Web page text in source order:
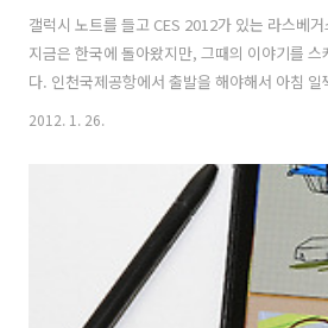
갤럭시 노트를 들고 CES 2012가 있는 라스베
지금은 한국에 돌아왔지만, 그때의 이야기를 스
다. 인천국제공항에서 출발을 해야해서 아침 일
떠나는 해외여행이기 때문에 뭔가 기록을 해놓
럴 때는 좀 편하더군요. 따로 메모장을 들고 펜
요. 그 당시에는 분명 잘 기억나겠지만 시간이
라? 하고 햇갈릴 수 도 있어서 기록을 해 보았
놓고 쓰면 얇게도 글자를 쓸 수 있습니다. 갤럭
진도 찍어봐야겠죠? 지금 여기 본문에 있는 사
건 갤럭시 노..
2012. 1. 26.